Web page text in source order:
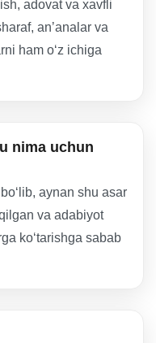
adovat va xavfli
anʼanalar va
ham oʻz ichiga
nima uchun
aynan shu asar
va adabiyot
koʻtarishga sabab